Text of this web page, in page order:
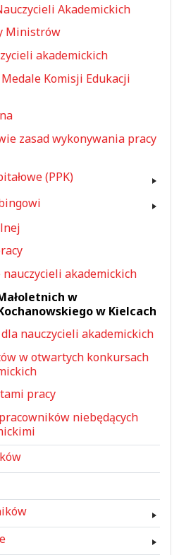
Akademickich
Ministrów
akademickich
Komisji Edukacji
zasad wykonywania pracy
(PPK)
akademickich
w
w Kielcach
nauczycieli akademickich
w otwartych konkursach
pracy
niebędących